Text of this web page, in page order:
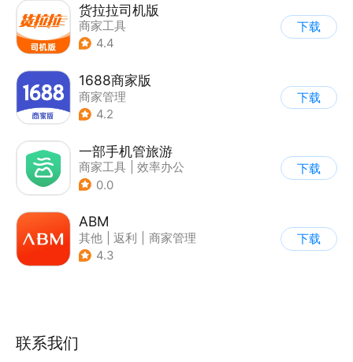
货拉拉司机版
商家工具
4.4
下载
1688商家版
商家管理
4.2
下载
一部手机管旅游
商家工具
效率办公
| 商家管理
0.0
下载
ABM
其他 返利
商家管理
| 海淘
4.3
下载
联系我们